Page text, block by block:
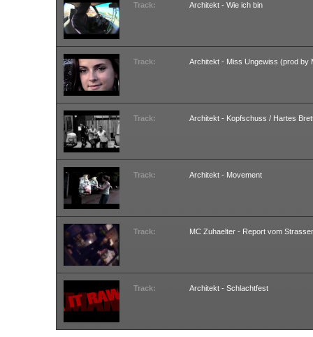
Track: Architekt - Wie ich bin
Track: Architekt - Miss Ungewiss (prod by
Track: Architekt - Kopfschuss / Hartes
Track: Architekt - Movement
Track: MC Zuhaelter - Report vom
Track: Architekt - Schlachtfest